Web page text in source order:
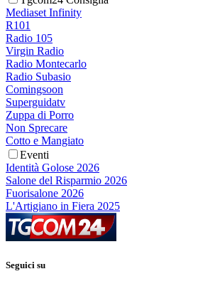
Mediaset Infinity
R101
Radio 105
Virgin Radio
Radio Montecarlo
Radio Subasio
Comingsoon
Superguidatv
Zuppa di Porro
Non Sprecare
Cotto e Mangiato
Eventi
Identità Golose 2026
Salone del Risparmio 2026
Fuorisalone 2026
L'Artigiano in Fiera 2025
Seguici su